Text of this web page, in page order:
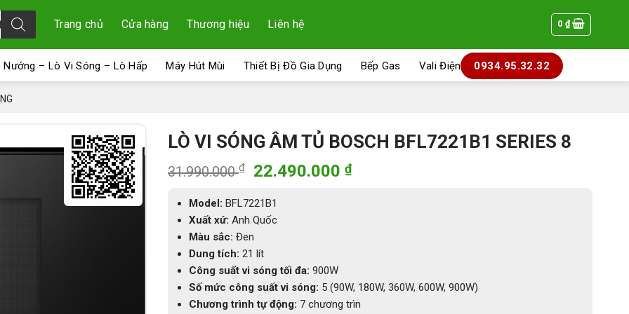
Trang chủ Cửa hàng Thương hiệu Liên hệ 0 ₫
Nướng – Lò Vi Sóng – Lò Hấp Máy Hút Mùi Thiết Bị Đồ Gia Dụng Bếp Gas Vali Điện 0934.95.32.32
LÒ VI SÓNG ÂM TỦ BOSCH BFL7221B1 SERIES 8
31.990.000₫
Giá
là:
31.990.000 ₫.
22.490.000 ₫Giá
Model: BFL7221B1
Xuất xứ: Anh Quốc
Màu sắc: Đen
Dung tích: 21 lít
Công suất vi sóng tối đa: 900W
Số mức công suất vi sóng: 5 (90W, 180W, 360W, 600W, 900W)
Chương trình tự động: 7 chương trìn